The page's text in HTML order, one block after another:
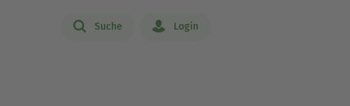
Suche Login